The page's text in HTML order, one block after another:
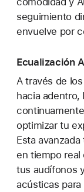
seguimiento
envuelve por
Ecualización
A través de
hacia adentro,
optimizar tu
Esta
en tiempo real
tus audífonos
acústicas